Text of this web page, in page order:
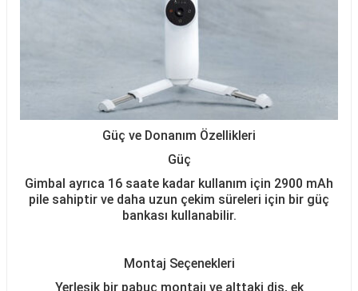
Güç ve Donanım Özellikleri
Güç
Gimbal ayrıca 16 saate kadar kullanım için 2900 mAh
pile sahiptir ve daha uzun çekim süreleri için bir güç
bankası kullanabilir.
Montaj Seçenekleri
Yerleşik bir pabuç montajı ve alttaki diş, ek